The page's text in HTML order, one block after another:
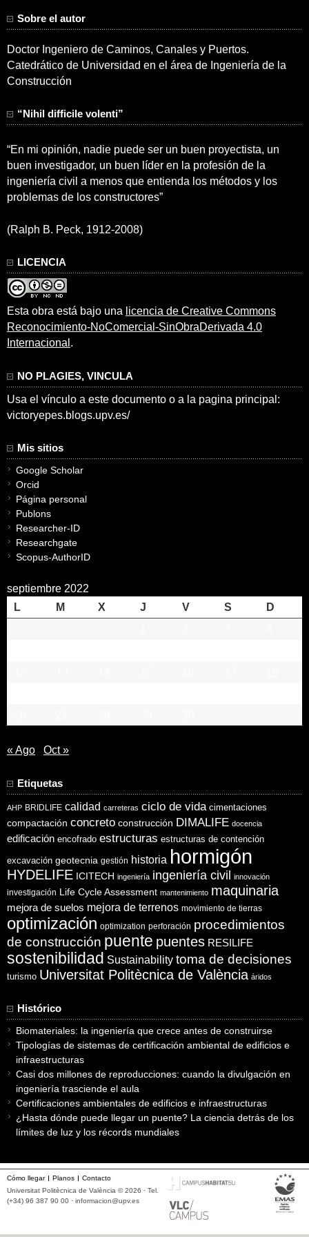
Sobre el autor
Doctor Ingeniero de Caminos, Canales y Puertos.
Catedrático de Universidad en el área de Ingeniería de la
Construcción
“Nihil difficile volenti”
“En mi opinión, nadie puede ser un buen proyectista, un
buen investigador, un buen líder en la profesión de la
ingeniería civil a menos que entienda los métodos y los
problemas de los constructores”
(Ralph B. Peck, 1912-2008)
LICENCIA
Esta obra está bajo una licencia de Creative Commons
Reconocimiento-NoComercial-SinObraDerivada 4.0
Internacional .
NO PLAGIES, VINCULA
Usa el vínculo a este documento o a la pagina principal:
victoryepes.blogs.upv.es/
Mis sitios
Google Scholar
Orcid
Página personal
Publons
Researcher-ID
Researchgate
Scopus-AuthorID
septiembre 2022
L
M X J V S
D
« Ago Oct »
Etiquetas
AHP BRIDLIFE calidad carreteras ciclo de vida cimentaciones
compactación concreto construcción DIMALIFE docencia
edificación encofrado estructuras estructuras de contención
excavación geotecnia gestión historia hormigón
HYDELIFE ICITECH ingeniería ingeniería civil innovación
investigación Life Cycle Assessment mantenimiento maquinaria
mejora de suelos mejora de terrenos movimiento de tierras
optimización optimization perforación procedimientos
de construcción puente puentes RESILIFE
sostenibilidad Sustainability toma de decisiones
turismo Universitat Politècnica de València áridos
Histórico
Biomateriales: la ingeniería que crece antes de construirse
Tipologías de sistemas de certificación ambiental de edificios e
infraestructuras
Casi dos millones de reproducciones: cuando la divulgación en
ingeniería trasciende el aula
Certificaciones ambientales de edificios e infraestructuras
¿Hasta dónde puede llegar un puente? La ciencia detrás de los
límites de luz y los récords mundiales
Cómo llegar Planos
Contacto
Universitat Politècnica de València © 2026 · Tel.
(+34) 96 387 90 00 · informacion@upv.es